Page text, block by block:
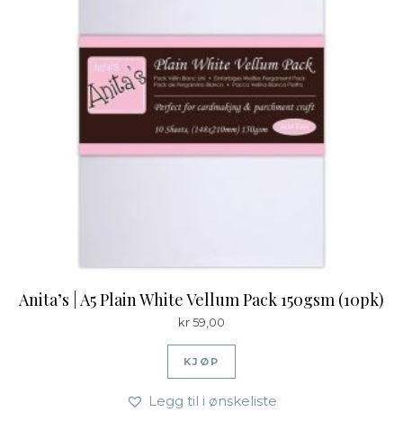
Anita’s | A5 Plain White Vellum Pack 150gsm (10pk)
kr59,00
KJØP
Legg til i ønskeliste